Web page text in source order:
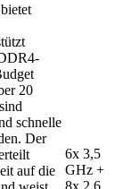
20
schnelle
Der
auf die
6x 3,5
GHz +
8x 2,6